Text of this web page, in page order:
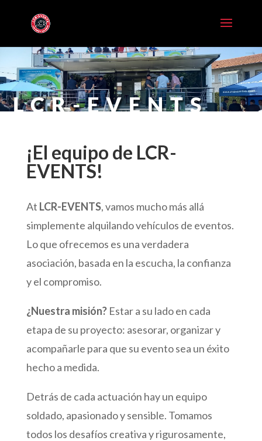
LCR-EVENTS
¡El equipo de LCR-
EVENTS!
At LCR-EVENTS, vamos mucho más allá
simplemente alquilando vehículos de eventos.
Lo que ofrecemos es una verdadera
asociación, basada en la escucha, la confianza
y el compromiso.
¿Nuestra misión?Estar a su lado en cada
etapa de su proyecto: asesorar, organizar y
acompañarle para que su evento sea un éxito
hecho a medida.
Detrás de cada actuación hay un equipo
soldado, apasionado y sensible. Tomamos
todos los desafíos creativa y rigurosamente,